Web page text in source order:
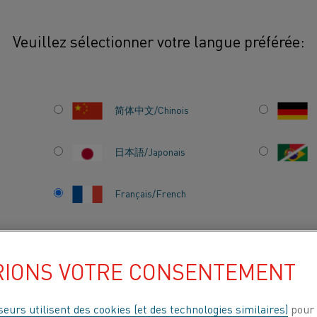
Veuillez sélectionner votre langue préférée:
简体中文/Chinois
日本語/Japonais
Français/French
À PROPOS DE
NOUS
CENTRE DE
CONNAISSANCES
d'une large gamme
VOTRE CONSENTEMENT
utilisent des cookies (et des technologies similaires)